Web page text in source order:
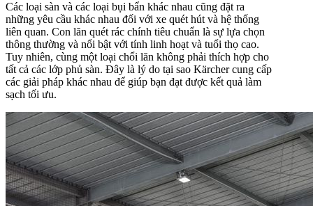
Các loại sàn và các loại bụi bẩn khác nhau cũng đặt ra
những yêu cầu khác nhau đối với xe quét hút và hệ thống
liên quan. Con lăn quét rác chính tiêu chuẩn là sự lựa chọn
thông thường và nổi bật với tính linh hoạt và tuổi thọ cao.
Tuy nhiên, cùng một loại chổi lăn không phải thích hợp cho
tất cả các lớp phủ sàn. Đây là lý do tại sao Kärcher cung cấp
các giải pháp khác nhau để giúp bạn đạt được kết quả làm
sạch tối ưu.